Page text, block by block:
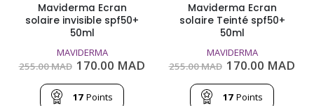
Maviderma Ecran
solaire invisible spf50+
50ml
MAVIDERMA
255.00MAD Le
initial
était :
170.00 MAD
17 Points
Maviderma Ecran
solaire Teinté spf50+
50ml
MAVIDERMA
255.00MAD Le
initial
était :
170.00 MAD
17 Points